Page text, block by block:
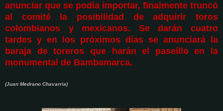
anunciar que se podía importar, finalmente truncó
al comité la posibilidad de adquirir toros
colombianos y mexicanos. Se darán cuatro
tardes y en los próximos días se anunciará la
baraja de toreros que harán el paseíllo en la
monumental de Bambamarca.
(Juan Medrano Chavarria)